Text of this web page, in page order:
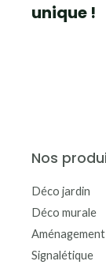
unique !
Nos
Déco jardin
Déco murale
Signalétique